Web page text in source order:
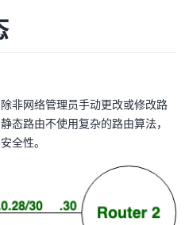
非网络管理员手动更改或修改路
态路由不使用复杂的路由算法，
全性。